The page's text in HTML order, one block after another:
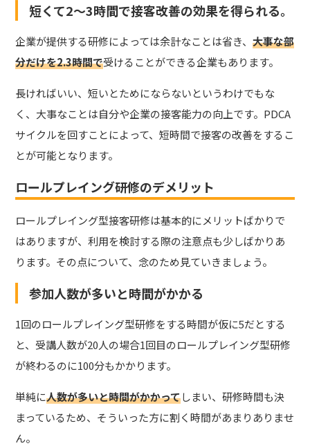
短くて2～3時間で接客改善の効果を得られる。
企業が提供する研修によっては余計なことは省き、大事な部
分だけを2.3時間で受けることができる企業もあります。
長ければいい、短いとためにならないというわけでもな
く、大事なことは自分や企業の接客能力の向上です。PDCA
サイクルを回すことによって、短時間で接客の改善をするこ
とが可能となります。
ロールプレイング研修のデメリット
ロールプレイング型接客研修は基本的にメリットばかりで
はありますが、利用を検討する際の注意点も少しばかりあ
ります。その点について、念のため見ていきましょう。
参加人数が多いと時間がかかる
1回のロールプレイング型研修をする時間が仮に5だとする
と、受講人数が20人の場合1回目のロールプレイング型研修
が終わるのに100分もかかります。
単純に人数が多いと時間がかかってしまい、研修時間も決
まっているため、そういった方に割く時間があまりありませ
ん。